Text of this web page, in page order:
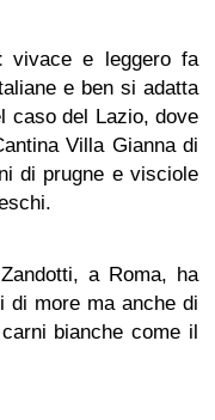
vivace e leggero fa
e ben si adatta
caso del Lazio, dove
Villa Gianna di
di prugne e visciole
a Roma, ha
di more ma anche di
bianche come il